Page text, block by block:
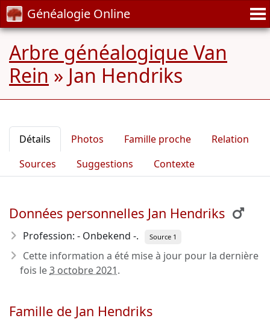
Généalogie Online
Arbre généalogique Van
Rein » Jan Hendriks
Détails Photos Famille proche
Relation
Sources
Suggestions Contexte
Données personnelles Jan Hendriks
Profession: - Onbekend -. Source 1
Cette information a été mise à jour pour la dernière
fois le3 octobre 2021.
Famille de Jan Hendriks